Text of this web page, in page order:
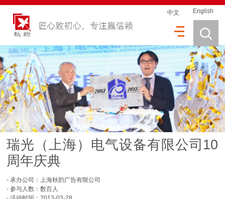
中文 English
瑞光（上海）电气设备有限公司10
周年庆典
- 承办公司：上海秋韵广告有限公司
- 参与人数：数百人